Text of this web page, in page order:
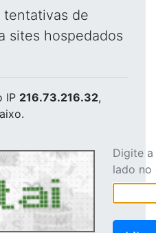
tentativas de
sites hospedados
IP 216.73.216.32,
Digite
lado no